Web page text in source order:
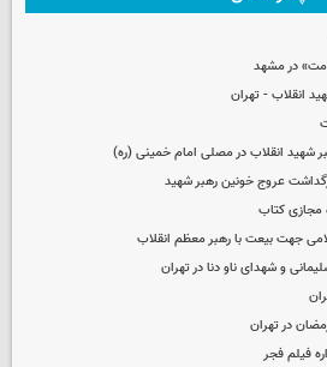
در مشهد
انقلاب - تهران
شهید انقلاب در مصلی امام خمینی (ره)
عروج خونین رهبر شهید
کتاب
جهت بیعت با رهبر معظم انقلاب
و شهدای ناو دنا در تهران
در تهران
فیلم فجر